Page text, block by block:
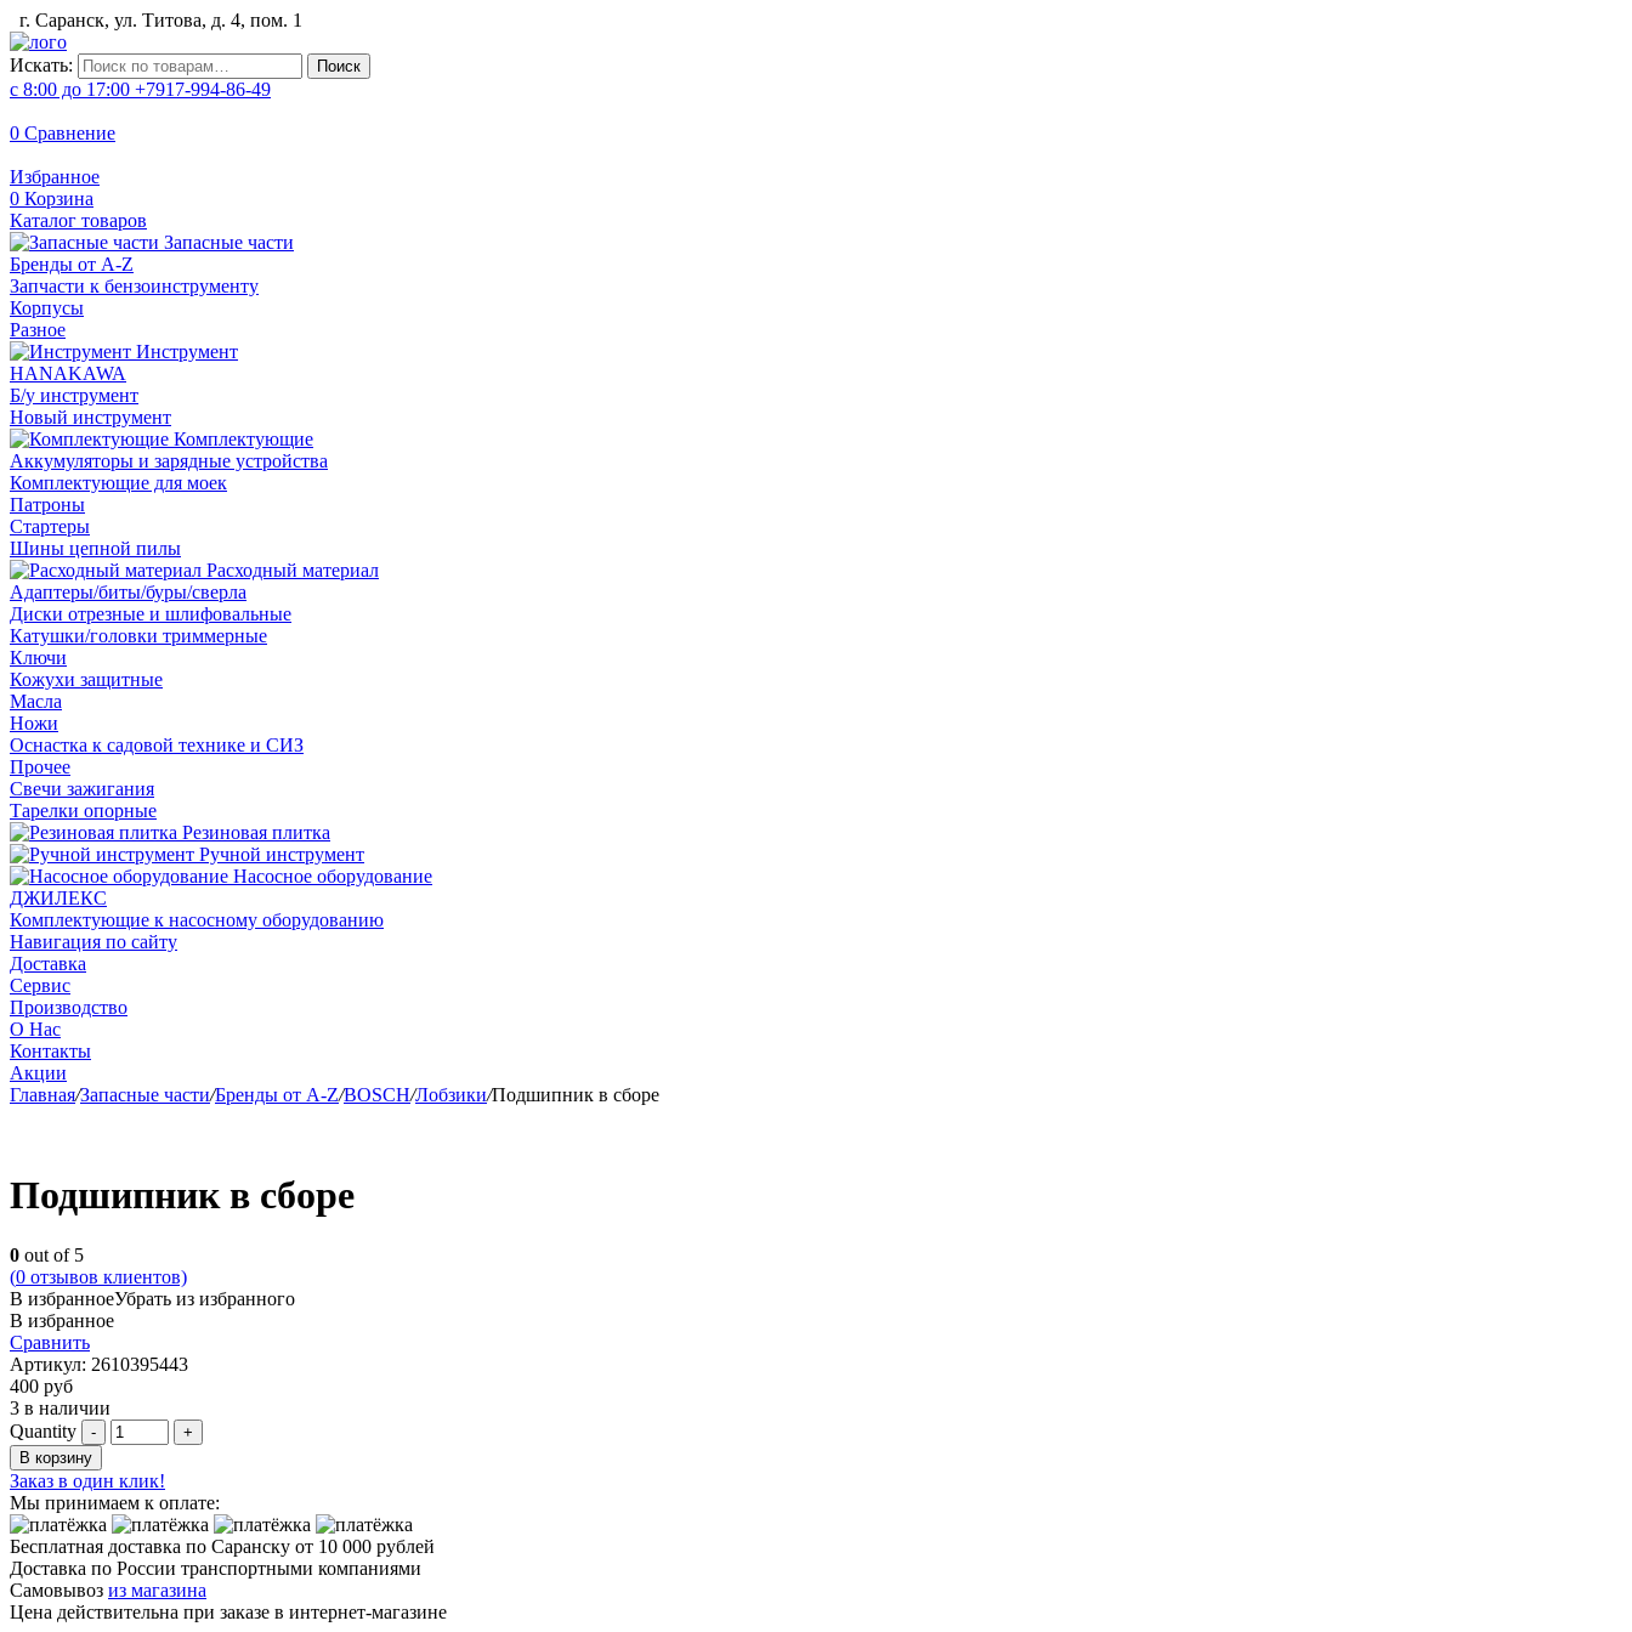
г. Саранск, ул. Титова, д. 4, пом. 1
Искать: Поиск
с 8:00 до 17:00 +7917-994-86-49
0 Сравнение
Избранное
0 Корзина
Каталог товаров
Запасные части
Бренды от A-Z
Запчасти к бензоинструменту
Корпусы
Разное
Инструмент
HANAKAWA
Б/у инструмент
Новый инструмент
Комплектующие
Аккумуляторы и зарядные устройства
Комплектующие для моек
Патроны
Стартеры
Шины цепной пилы
Расходный материал
Адаптеры/биты/буры/сверла
Диски отрезные и шлифовальные
Катушки/головки триммерные
Ключи
Кожухи защитные
Масла
Ножи
Оснастка к садовой технике и СИЗ
Прочее
Свечи зажигания
Тарелки опорные
Резиновая плитка
Ручной инструмент
Насосное оборудование
ДЖИЛЕКС
Комплектующие к насосному оборудованию
Навигация по сайту
Доставка
Сервис
Производство
О Нас
Контакты
Акции
Главная/Запасные части/Бренды от A-Z/BOSCH/Лобзики/Подшипник в сборе
Подшипник в сборе
0 out of 5
(0 отзывов клиентов)
В избранноеУбрать из избранного
В избранное
Сравнить
Артикул: 2610395443
400 руб
3 в наличии
Quantity
В корзину
Заказ в один клик!
Мы принимаем к оплате:
Бесплатная доставка по Саранску от 10 000 рублей
Доставка по России транспортными компаниями
Самовывоз из магазина
Цена действительна при заказе в интернет-магазине